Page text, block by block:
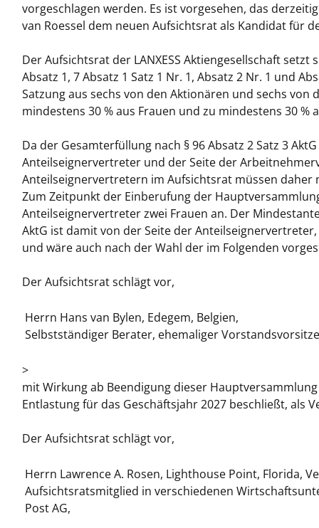
vorgeschlagen werden. Es ist vorgesehen, das
van Roessel dem neuen Aufsichtsrat als Kandidat für
Der Aufsichtsrat der LANXESS Aktiengesellschaft setzt
Absatz 1, 7 Absatz 1 Satz 1 Nr. 1, Absatz 2 Nr. 1 und
Satzung aus sechs von den Aktionären und sechs
mindestens 30 % aus Frauen und zu mindestens 30 %
Da der Gesamterfüllung nach § 96 Absatz 2 Satz 3
Anteilseignervertreter und der Seite der
Anteilseignervertretern im Aufsichtsrat müssen daher
Zum Zeitpunkt der Einberufung der
Anteilseignervertreter zwei Frauen an. Der
AktG ist damit von der Seite der
und wäre auch nach der Wahl der im Folgenden
Der Aufsichtsrat schlägt vor,
Herrn Hans van Bylen, Edegem, Belgien,
Selbstständiger Berater, ehemaliger
>
mit Wirkung ab Beendigung dieser
Entlastung für das Geschäftsjahr 2027 beschließt, als
Der Aufsichtsrat schlägt vor,
Herrn Lawrence A. Rosen, Lighthouse Point, Florida,
Aufsichtsratsmitglied in verschiedenen
Post AG,